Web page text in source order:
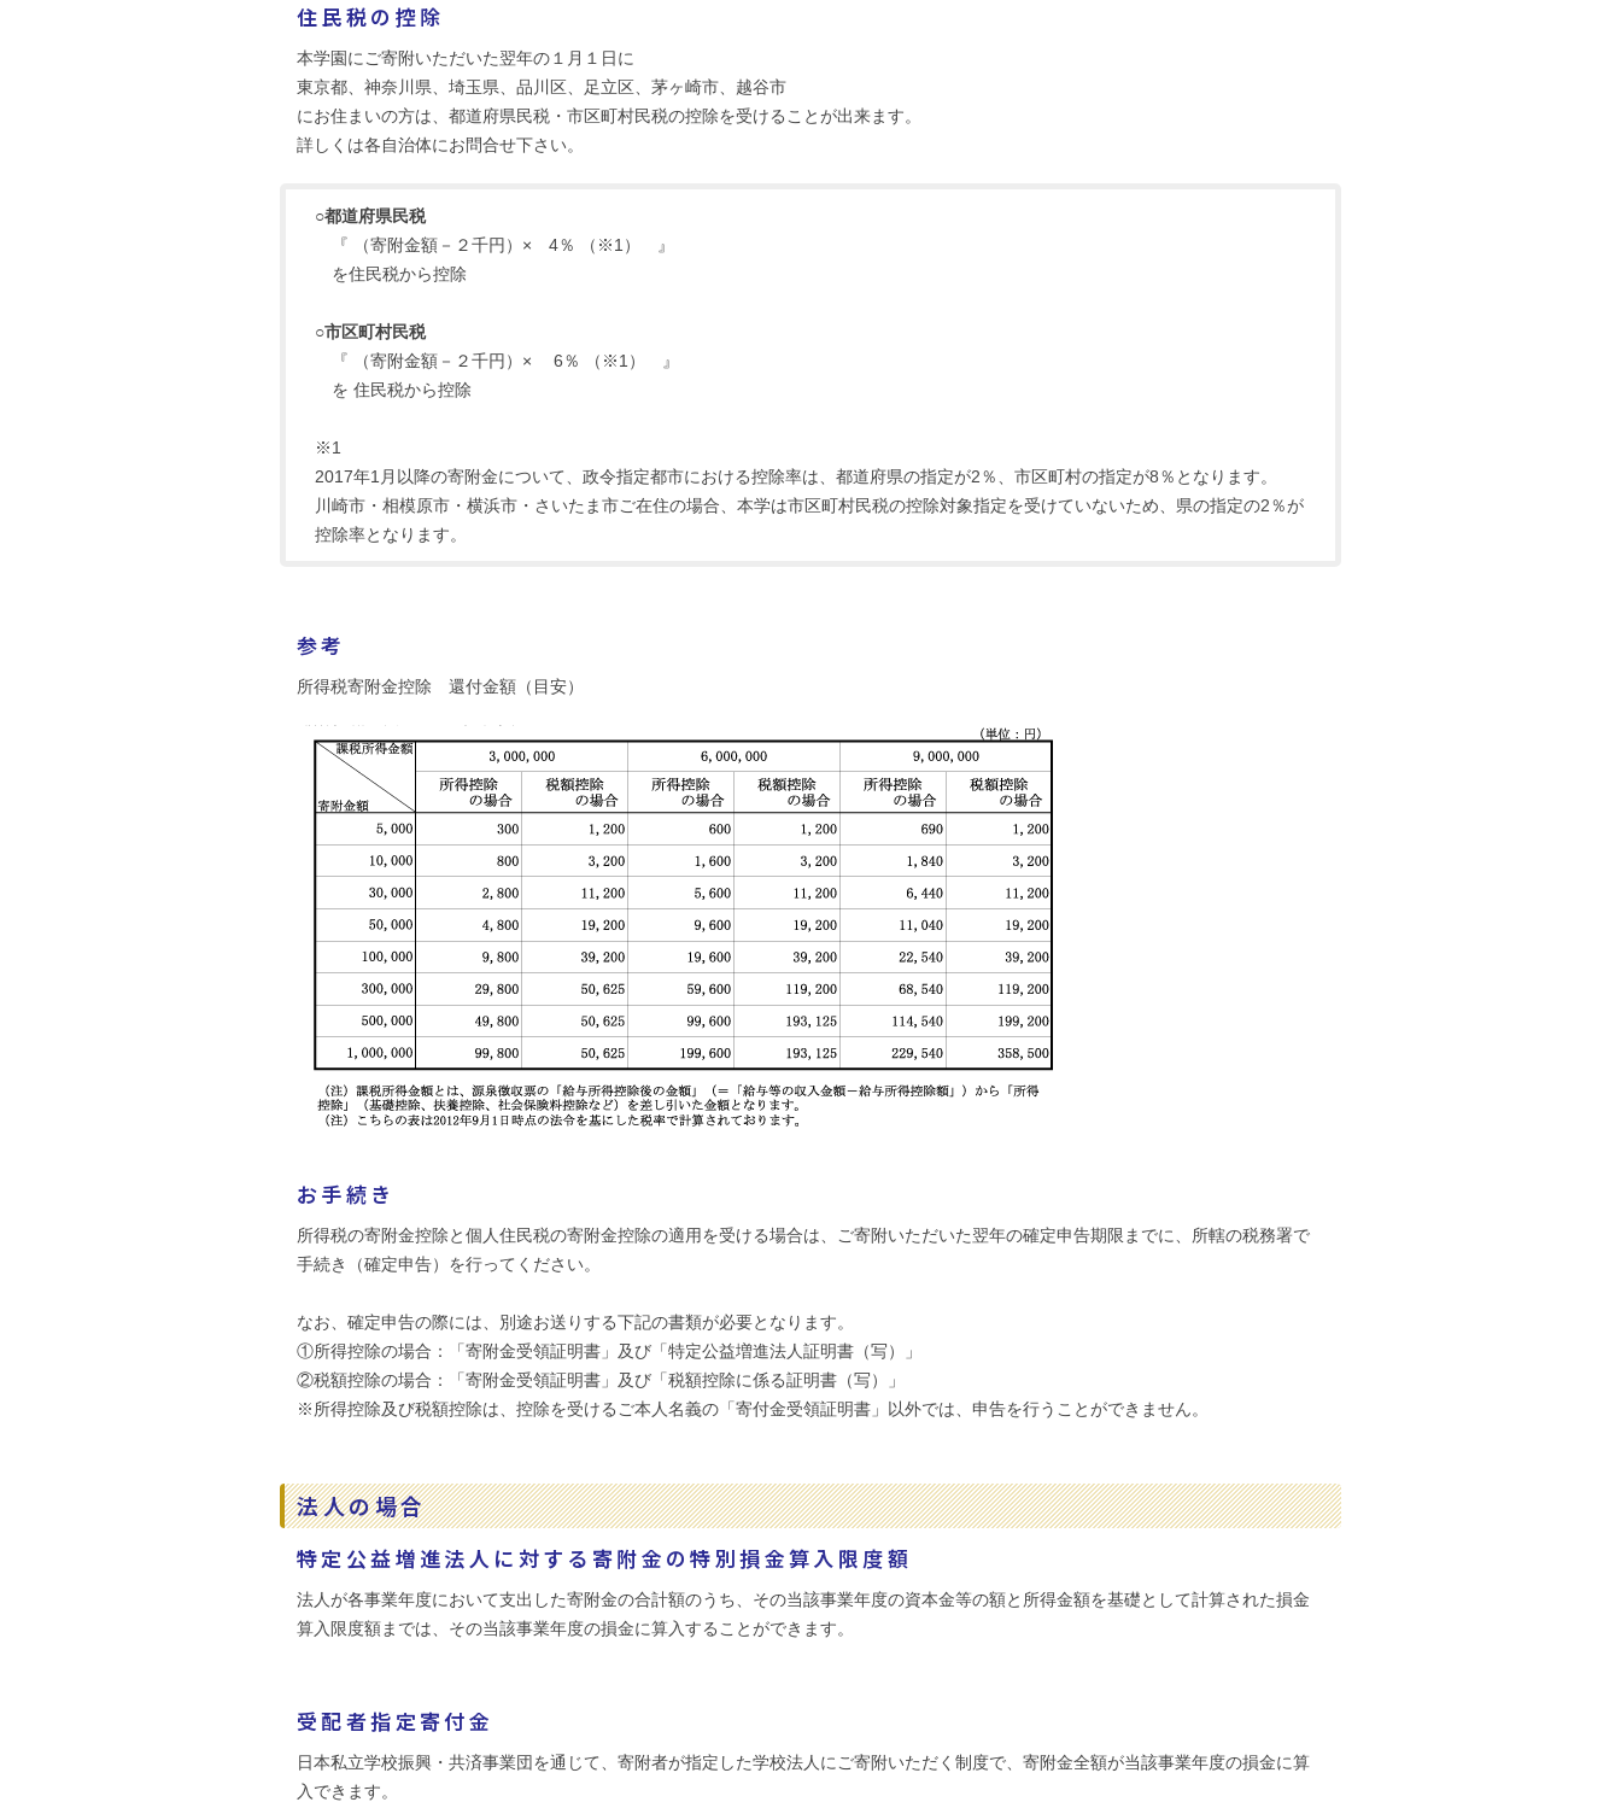
住民税の控除
本学園にご寄附いただいた翌年の１月１日に
東京都、神奈川県、埼玉県、品川区、足立区、茅ヶ崎市、越谷市
にお住まいの方は、都道府県民税・市区町村民税の控除を受けることが出来ます。
詳しくは各自治体にお問合せ下さい。
○都道府県民税
『 （寄附金額－２千円）× 4％ （※1） 』
を住民税から控除
○市区町村民税
『 （寄附金額－２千円）× 6％ （※1） 』
を 住民税から控除
※1
2017年1月以降の寄附金について、政令指定都市における控除率は、都道府県の指定が2％、市区町村の指定が8％となります。
川崎市・相模原市・横浜市・さいたま市ご在住の場合、本学は市区町村民税の控除対象指定を受けていないため、県の指定の2％が
控除率となります。
参考
所得税寄附金控除 還付金額（目安）
お手続き
所得税の寄附金控除と個人住民税の寄附金控除の適用を受ける場合は、ご寄附いただいた翌年の確定申告期限までに、所轄の税務署で
手続き（確定申告）を行ってください。
なお、確定申告の際には、別途お送りする下記の書類が必要となります。
①所得控除の場合：「寄附金受領証明書」及び「特定公益増進法人証明書（写）」
②税額控除の場合：「寄附金受領証明書」及び「税額控除に係る証明書（写）」
※所得控除及び税額控除は、控除を受けるご本人名義の「寄付金受領証明書」以外では、申告を行うことができません。
法人の場合
特定公益増進法人に対する寄附金の特別損金算入限度額
法人が各事業年度において支出した寄附金の合計額のうち、その当該事業年度の資本金等の額と所得金額を基礎として計算された損金
算入限度額までは、その当該事業年度の損金に算入することができます。
受配者指定寄付金
日本私立学校振興・共済事業団を通じて、寄附者が指定した学校法人にご寄附いただく制度で、寄附金全額が当該事業年度の損金に算
入できます。